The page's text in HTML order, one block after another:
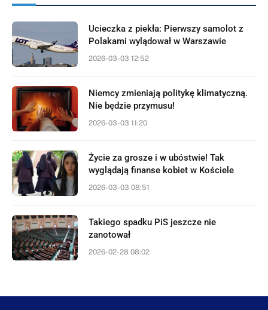
Ucieczka z piekła: Pierwszy samolot z
Polakami wylądował w Warszawie
2026-03-03 12:52
Niemcy zmieniają politykę klimatyczną.
Nie będzie przymusu!
2026-03-03 11:20
Życie za grosze i w ubóstwie! Tak
wyglądają finanse kobiet w Kościele
2026-03-03 08:51
Takiego spadku PiS jeszcze nie
zanotował
2026-02-28 08:02